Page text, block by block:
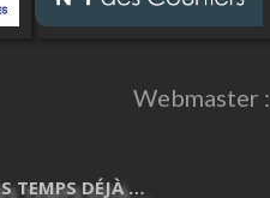
Webmaster :
TEMPS DÉJÀ …